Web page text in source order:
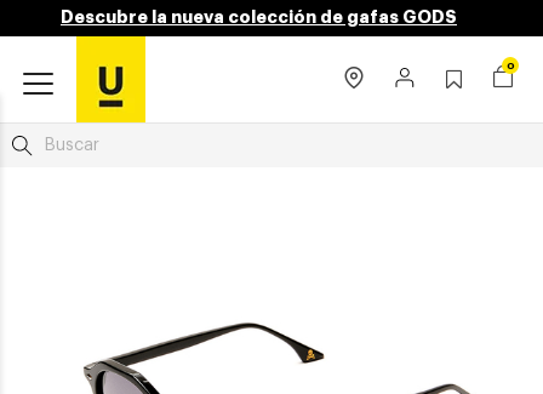
Descubre la nueva colección de gafas GODS
0